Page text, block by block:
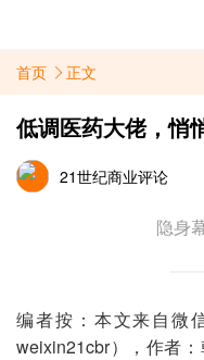
首页 正文
低调医药大佬，悄
21世纪商业评论
隐身
编者按：本文来自微
weixin21cbr），作者